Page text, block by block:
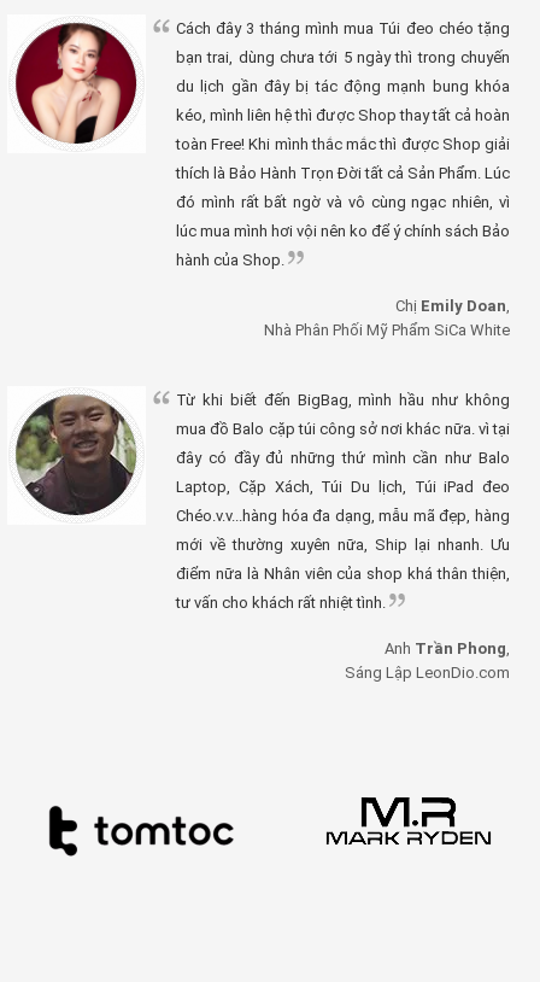
Cách đây 3 tháng mình mua Túi đeo chéo tặng
bạn trai, dùng chưa tới 5 ngày thì trong chuyến
du lịch gần đây bị tác động mạnh bung khóa
kéo, mình liên hệ thì được Shop thay tất cả hoàn
toàn Free! Khi mình thắc mắc thì được Shop giải
thích là Bảo Hành Trọn Đời tất cả Sản Phẩm. Lúc
đó mình rất bất ngờ và vô cùng ngạc nhiên, vì
lúc mua mình hơi vội nên ko để ý chính sách Bảo
hành của Shop.
Chị Emily Doan
Nhà Phân Phối Mỹ Phẩm SiCa White
Từ khi biết đến BigBag, mình hầu như không
mua đồ Balo cặp túi công sở nơi khác nữa. vì tại
đây có đầy đủ những thứ mình cần như Balo
Laptop, Cặp Xách, Túi Du lịch, Túi iPad đeo
Chéo.v.v...hàng hóa đa dạng, mẫu mã đẹp, hàng
mới về thường xuyên nữa, Ship lại nhanh. Ưu
điểm nữa là Nhân viên của shop khá thân thiện,
tư vấn cho khách rất nhiệt tình.
Anh Trần Phong
Sáng Lập LeonDio.com